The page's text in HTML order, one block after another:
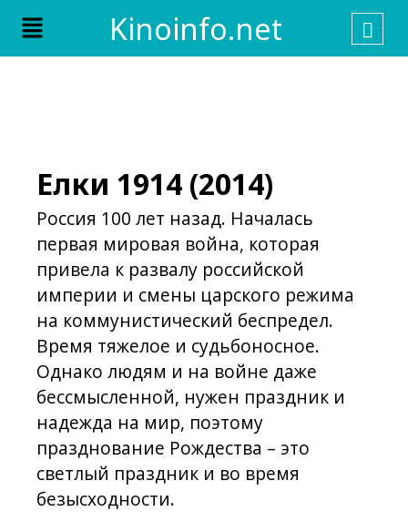
Skip
content
Kinoinfo.net
Menu
Елки 1914 (2014)
Россия 100 лет назад. Началась
первая мировая война, которая
привела к развалу российской
империи и смены царского режима
на коммунистический беспредел.
Время тяжелое и судьбоносное.
Однако людям и на войне даже
бессмысленной, нужен праздник и
надежда на мир, поэтому
празднование Рождества – это
светлый праздник и во время
безысходности.